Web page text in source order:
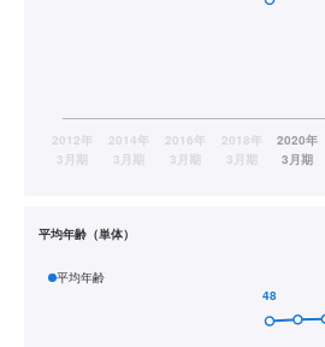
平均年齢（単体）
平均年齢